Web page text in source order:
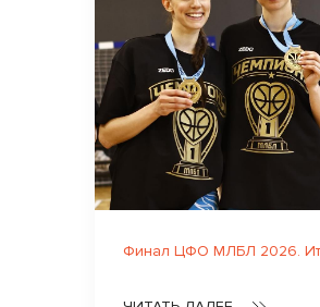
Финал ЦФО МЛБЛ 2026.